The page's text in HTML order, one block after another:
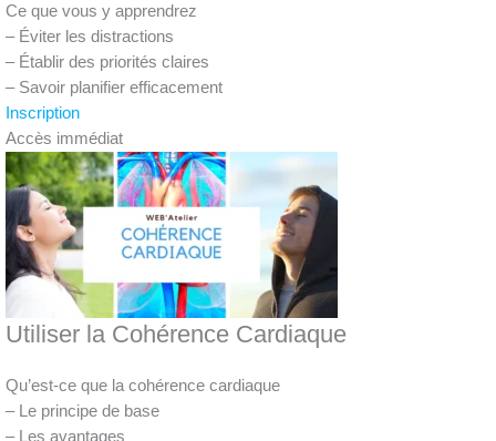
Ce que vous y apprendrez
– Éviter les distractions
– Établir des priorités claires
– Savoir planifier efficacement
Inscription
Accès immédiat
Utiliser la Cohérence Cardiaque
Qu’est-ce que la cohérence cardiaque
– Le principe de base
– Les avantages